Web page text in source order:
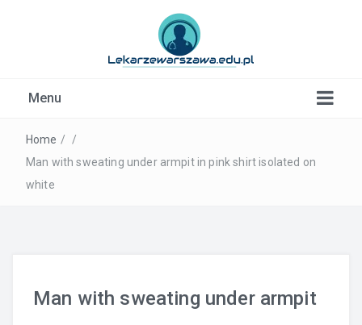
Menu
Home /
/
Man with sweating under armpit in pink shirt isolated on
white
Man with sweating under armpit